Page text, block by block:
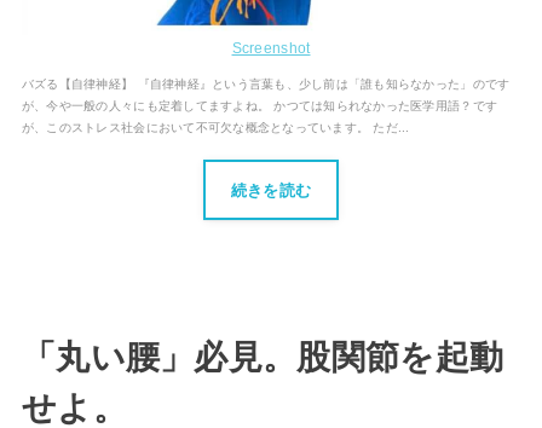
Screenshot
バズる【自律神経】 『自律神経』という言葉も、少し前は「誰も知らなかった」のです
が、今や一般の人々にも定着してますよね。 かつては知られなかった医学用語？です
が、このストレス社会において不可欠な概念となっています。 ただ...
続きを読む
「丸い腰」必見。股関節を起動
せよ。